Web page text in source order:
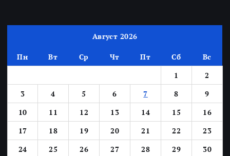
Август 2026
Пн Вт Ср Чт Пт Сб
Вс
1
2
3
4 5 6 7 8
9
10
11 12 13 14 15
16
17
18 19 20 21 22
23
24
25 26 27 28 29
30